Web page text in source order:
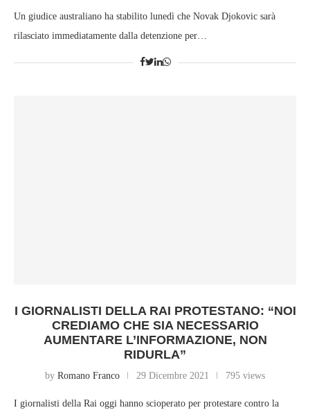
Un giudice australiano ha stabilito lunedì che Novak Djokovic sarà
rilasciato immediatamente dalla detenzione per…
I GIORNALISTI DELLA RAI PROTESTANO: “NOI
CREDIAMO CHE SIA NECESSARIO
AUMENTARE L’INFORMAZIONE, NON
RIDURLA”
by Romano Franco 29 Dicembre 2021 795 views
I giornalisti della Rai oggi hanno scioperato per protestare contro la